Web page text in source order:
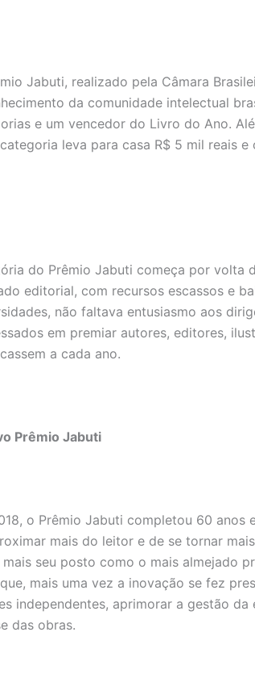
Jabuti, realizado pela Câmara
da comunidade intelectual
e um vencedor do Livro do Ano.
leva para casa R$ 5 mil reais
do Prêmio Jabuti começa por volta
editorial, com recursos escassos e
não faltava entusiasmo aos
em premiar autores, editores,
a cada ano.
Prêmio Jabuti
o Prêmio Jabuti completou 60
mais do leitor e de se tornar
mais seu posto como o mais almejado
mais uma vez a inovação se fez
independentes, aprimorar a gestão
das obras.